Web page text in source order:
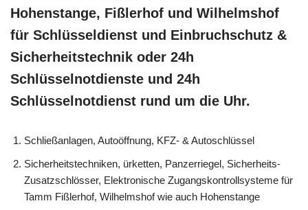
Hohenstange, Fißlerhof und Wilhelmshof
für Schlüsseldienst und Einbruchschutz &
Sicherheitstechnik oder 24h
Schlüsselnotdienste und 24h
Schlüsselnotdienst rund um die Uhr.
Schließanlagen, Autoöffnung, KFZ- & Autoschlüssel
Sicherheitstechniken, ürketten, Panzerriegel, Sicherheits-
Zusatzschlösser, Elektronische Zugangskontrollsysteme für
Tamm Fißlerhof, Wilhelmshof wie auch Hohenstange